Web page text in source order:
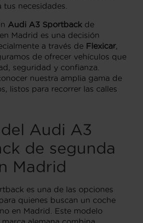
necesidades.
Audi A3 Sportback de
Madrid es una decisión
a través de Flexicar,
de ofrecer vehículos que
seguridad y confianza.
nuestra amplia gama de
listos para recorrer las calles
Audi A3
de segunda
Madrid
es una de las opciones
quienes buscan un coche
en Madrid. Este modelo